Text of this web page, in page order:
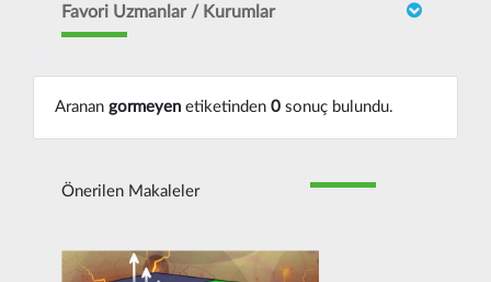
Favori Uzmanlar / Kurumlar
Aranan gormeyenetiketinden 0sonuç bulundu.
Önerilen Makaleler